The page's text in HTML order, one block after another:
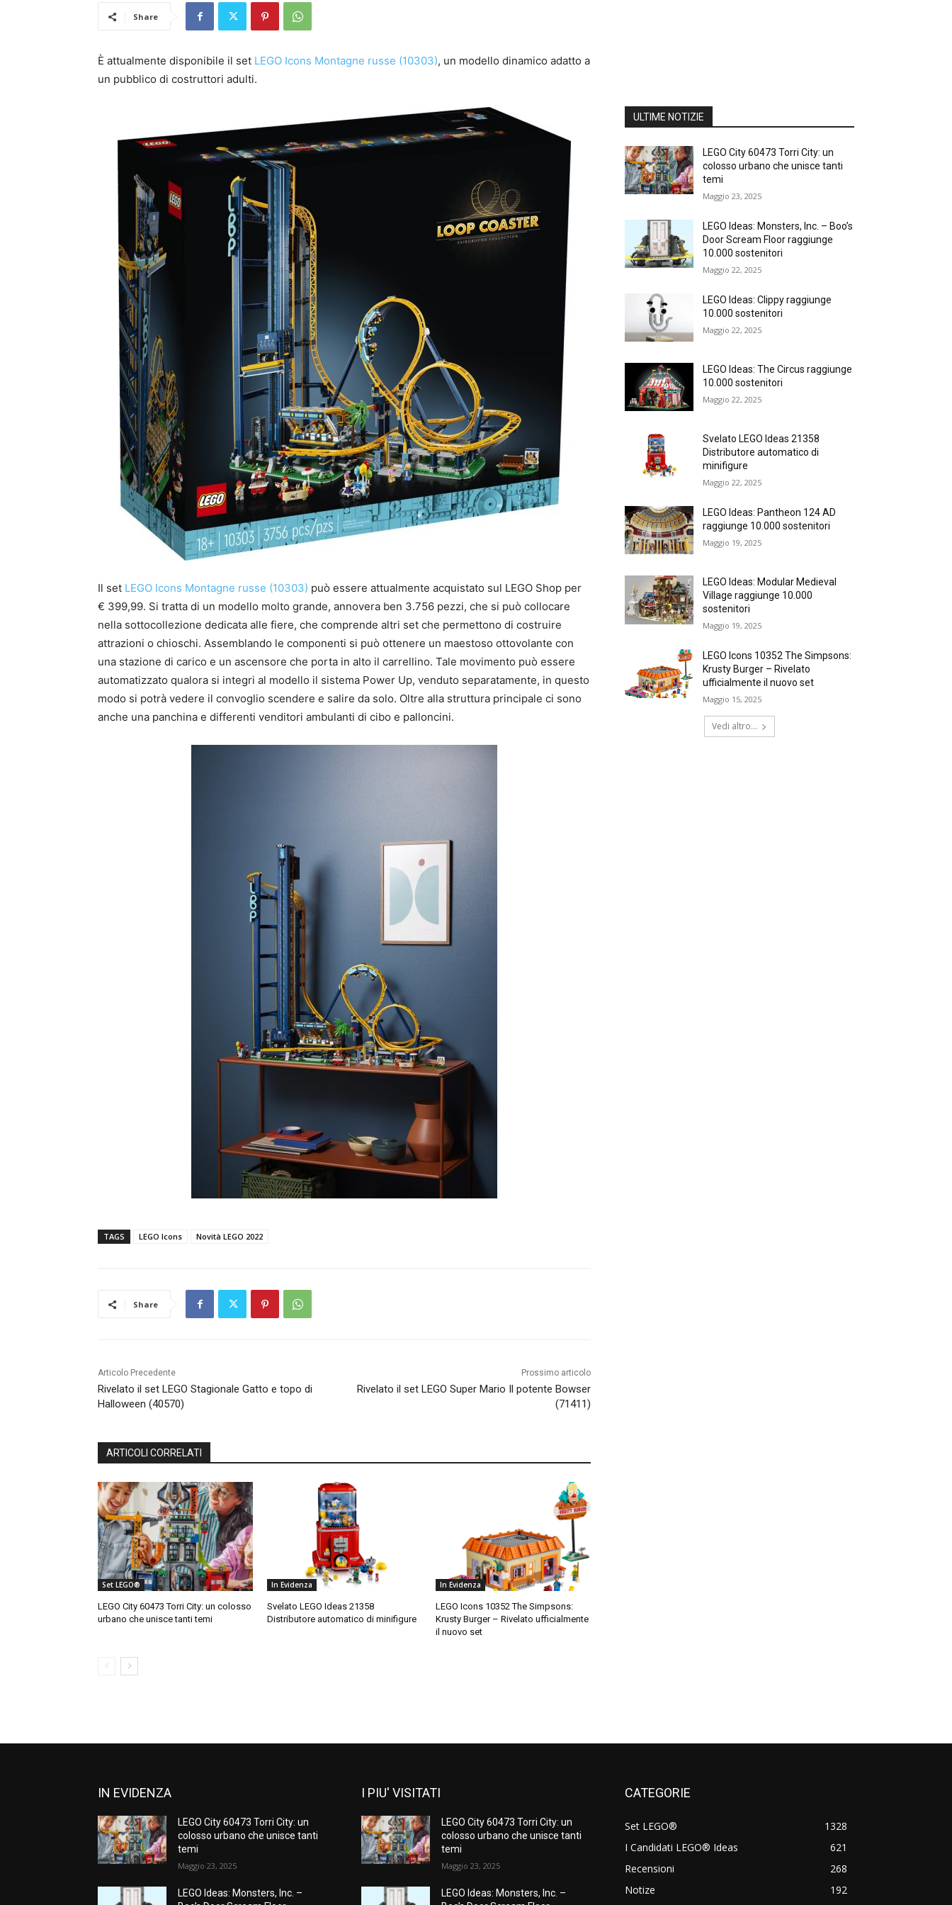
Share
È attualmente disponibile il set LEGO Icons Montagne russe (10303), un modello dinamico adatto a
un pubblico di costruttori adulti.
Il set LEGO Icons Montagne russe (10303) può essere attualmente acquistato sul LEGO Shop per
€ 399,99. Si tratta di un modello molto grande, annovera ben 3.756 pezzi, che si può collocare
nella sottocollezione dedicata alle fiere, che comprende altri set che permettono di costruire
attrazioni o chioschi. Assemblando le componenti si può ottenere un maestoso ottovolante con
una stazione di carico e un ascensore che porta in alto il carrellino. Tale movimento può essere
automatizzato qualora si integri al modello il sistema Power Up, venduto separatamente, in questo
modo si potrà vedere il convoglio scendere e salire da solo. Oltre alla struttura principale ci sono
anche una panchina e differenti venditori ambulanti di cibo e palloncini.
TAGS LEGO Icons Novità LEGO 2022
Share
Articolo Precedente
Rivelato il set LEGO Stagionale Gatto e topo di
Halloween (40570)
Prossimo articolo
Rivelato il set LEGO Super Mario Il potente Bowser
(71411)
ARTICOLI CORRELATI
Set LEGO®
LEGO City 60473 Torri City: un colosso
urbano che unisce tanti temi
In Evidenza
Svelato LEGO Ideas 21358
Distributore automatico di minifigure
In Evidenza
LEGO Icons 10352 The Simpsons:
Krusty Burger – Rivelato ufficialmente
il nuovo set
ULTIME NOTIZIE
LEGO City 60473 Torri City: un
colosso urbano che unisce tanti
temi
Maggio 23, 2025
LEGO Ideas: Monsters, Inc. – Boo’s
Door Scream Floor raggiunge
10.000 sostenitori
Maggio 22, 2025
LEGO Ideas: Clippy raggiunge
10.000 sostenitori
Maggio 22, 2025
LEGO Ideas: The Circus raggiunge
10.000 sostenitori
Maggio 22, 2025
Svelato LEGO Ideas 21358
Distributore automatico di
minifigure
Maggio 22, 2025
LEGO Ideas: Pantheon 124 AD
raggiunge 10.000 sostenitori
Maggio 19, 2025
LEGO Ideas: Modular Medieval
Village raggiunge 10.000
sostenitori
Maggio 19, 2025
LEGO Icons 10352 The Simpsons:
Krusty Burger – Rivelato
ufficialmente il nuovo set
Maggio 15, 2025
Vedi altro...
IN EVIDENZA
LEGO City 60473 Torri City: un
colosso urbano che unisce tanti
temi
Maggio 23, 2025
LEGO Ideas: Monsters, Inc. –
I PIU' VISITATI
LEGO City 60473 Torri City: un
colosso urbano che unisce tanti
temi
Maggio 23, 2025
LEGO Ideas: Monsters, Inc. –
CATEGORIE
Set LEGO®
1328
I Candidati LEGO® Ideas
621
Recensioni
268
Notize
192